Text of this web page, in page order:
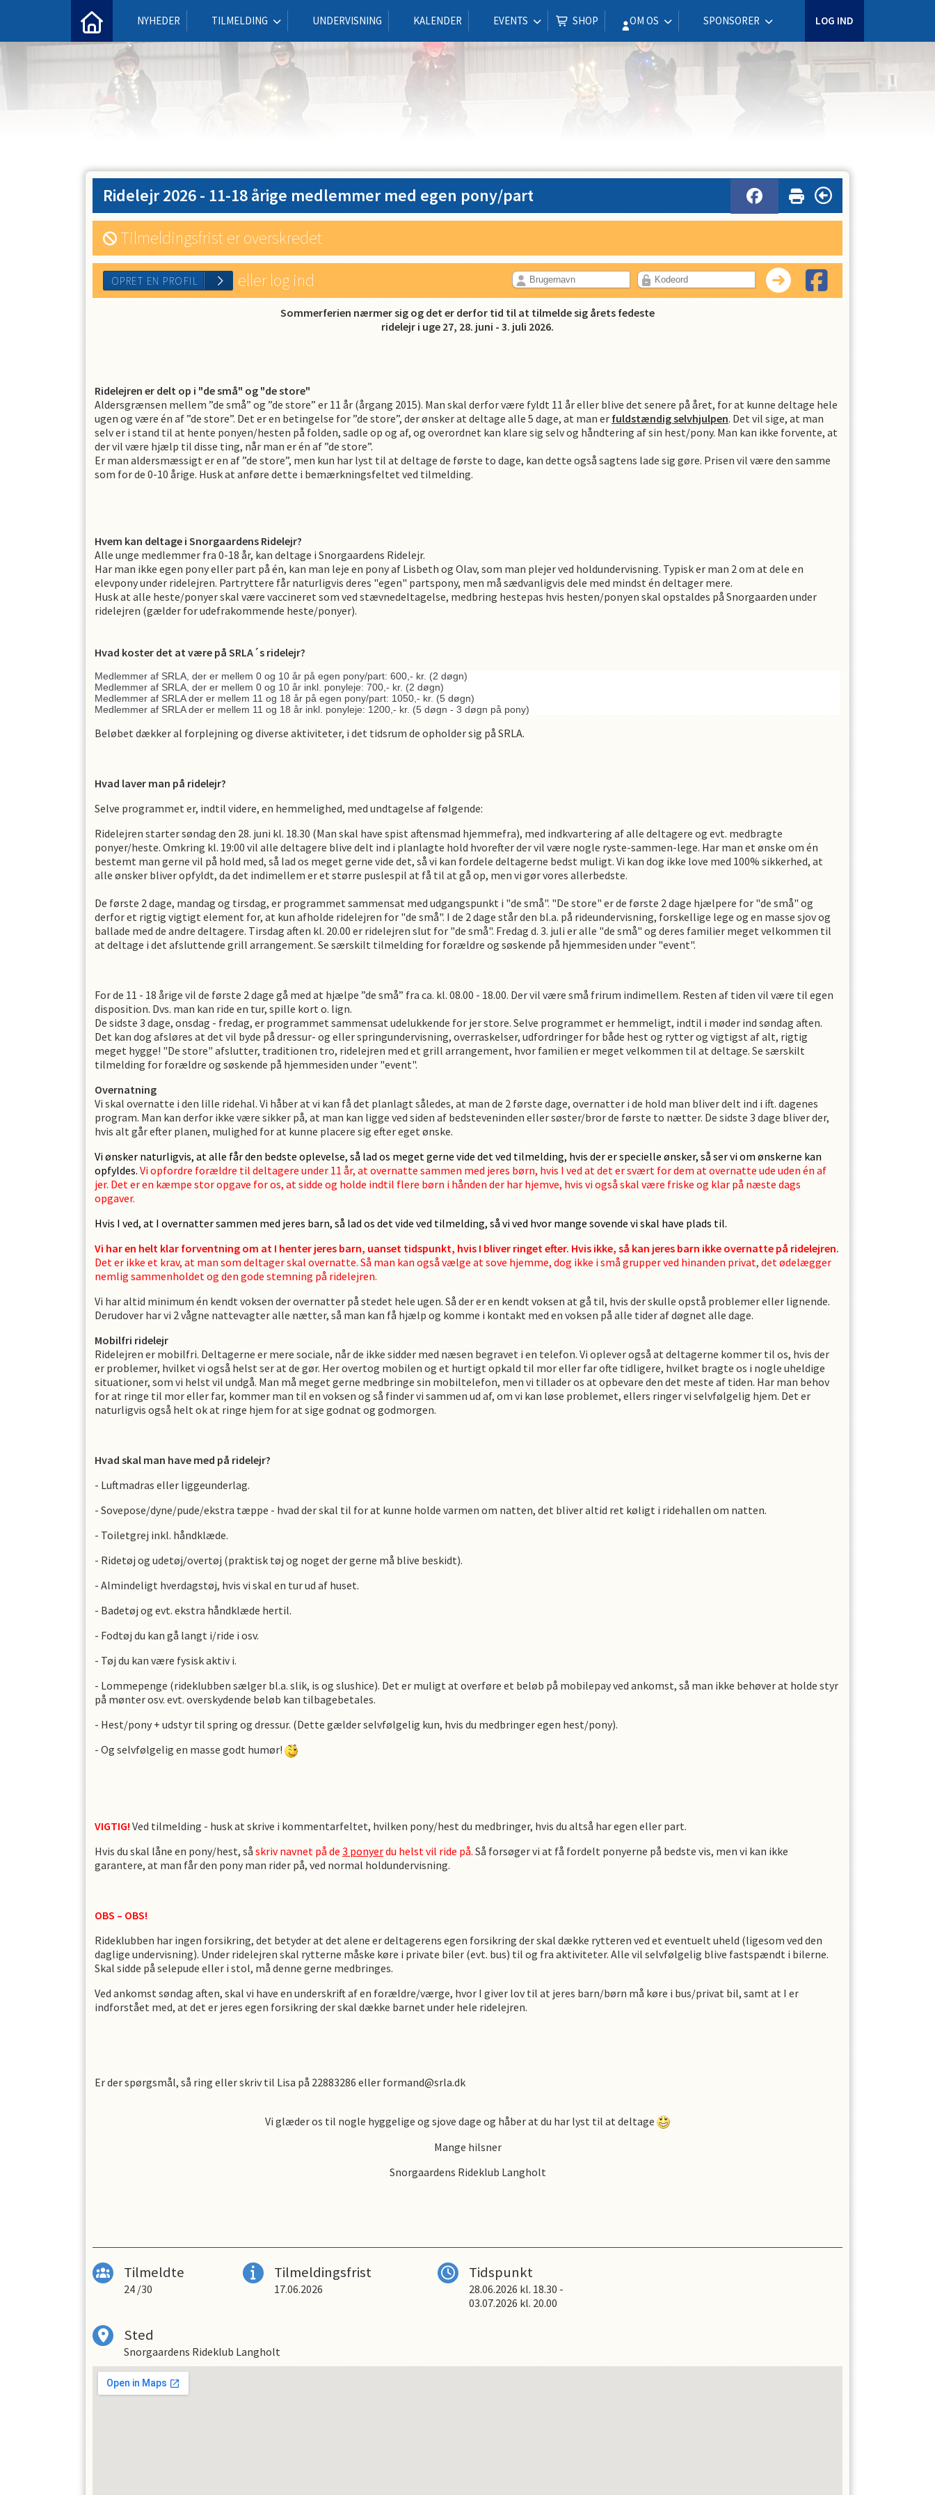
NYHEDER TILMELDING UNDERVISNING KALENDER EVENTS SHOP OM OS SPONSORER LOG IND
Ridelejr 2026 - 11-18 årige medlemmer med egen pony/part
Tilmeldingsfrist er overskredet
OPRET EN PROFIL
eller log ind
Sommerferien nærmer sig og det er derfor tid til at tilmelde sig årets fedeste
ridelejr i uge 27, 28. juni - 3. juli 2026.
Ridelejren er delt op i "de små" og "de store"
Aldersgrænsen mellem ”de små” og ”de store” er 11 år (årgang 2015). Man skal derfor være fyldt 11 år eller blive det senere på året, for at kunne deltage hele
ugen og være én af ”de store”. Det er en betingelse for ”de store”, der ønsker at deltage alle 5 dage, at man er fuldstændig selvhjulpen. Det vil sige, at man
selv er i stand til at hente ponyen/hesten på folden, sadle op og af, og overordnet kan klare sig selv og håndtering af sin hest/pony. Man kan ikke forvente, at
der vil være hjælp til disse ting, når man er én af ”de store”.
Er man aldersmæssigt er en af ”de store”, men kun har lyst til at deltage de første to dage, kan dette også sagtens lade sig gøre. Prisen vil være den samme
som for de 0-10 årige. Husk at anføre dette i bemærkningsfeltet ved tilmelding.
Hvem kan deltage i Snorgaardens Ridelejr?
Alle unge medlemmer fra 0-18 år, kan deltage i Snorgaardens Ridelejr.
Har man ikke egen pony eller part på én, kan man leje en pony af Lisbeth og Olav, som man plejer ved holdundervisning. Typisk er man 2 om at dele en
elevpony under ridelejren. Partryttere får naturligvis deres "egen" partspony, men må sædvanligvis dele med mindst én deltager mere.
Husk at alle heste/ponyer skal være vaccineret som ved stævnedeltagelse, medbring hestepas hvis hesten/ponyen skal opstaldes på Snorgaarden under
ridelejren (gælder for udefrakommende heste/ponyer).
Hvad koster det at være på SRLA´s ridelejr?
Medlemmer af SRLA, der er mellem 0 og 10 år på egen pony/part: 600,- kr. (2 døgn)
Medlemmer af SRLA, der er mellem 0 og 10 år inkl. ponyleje: 700,- kr. (2 døgn)
Medlemmer af SRLA der er mellem 11 og 18 år på egen pony/part: 1050,- kr. (5 døgn)
Medlemmer af SRLA der er mellem 11 og 18 år inkl. ponyleje: 1200,- kr. (5 døgn - 3 døgn på pony)
Beløbet dækker al forplejning og diverse aktiviteter, i det tidsrum de opholder sig på SRLA.
Hvad laver man på ridelejr?
Selve programmet er, indtil videre, en hemmelighed, med undtagelse af følgende:
Ridelejren starter søndag den 28. juni kl. 18.30 (Man skal have spist aftensmad hjemmefra), med indkvartering af alle deltagere og evt. medbragte
ponyer/heste. Omkring kl. 19:00 vil alle deltagere blive delt ind i planlagte hold hvorefter der vil være nogle ryste-sammen-lege. Har man et ønske om én
bestemt man gerne vil på hold med, så lad os meget gerne vide det, så vi kan fordele deltagerne bedst muligt. Vi kan dog ikke love med 100% sikkerhed, at
alle ønsker bliver opfyldt, da det indimellem er et større puslespil at få til at gå op, men vi gør vores allerbedste.
De første 2 dage, mandag og tirsdag, er programmet sammensat med udgangspunkt i "de små". "De store" er de første 2 dage hjælpere for "de små" og
derfor et rigtig vigtigt element for, at kun afholde ridelejren for "de små". I de 2 dage står den bl.a. på rideundervisning, forskellige lege og en masse sjov og
ballade med de andre deltagere. Tirsdag aften kl. 20.00 er ridelejren slut for "de små". Fredag d. 3. juli er alle "de små" og deres familier meget velkommen til
at deltage i det afsluttende grill arrangement. Se særskilt tilmelding for forældre og søskende på hjemmesiden under "event".
For de 11 - 18 årige vil de første 2 dage gå med at hjælpe ”de små” fra ca. kl. 08.00 - 18.00. Der vil være små frirum indimellem. Resten af tiden vil være til egen
disposition. Dvs. man kan ride en tur, spille kort o. lign.
De sidste 3 dage, onsdag - fredag, er programmet sammensat udelukkende for jer store. Selve programmet er hemmeligt, indtil i møder ind søndag aften.
Det kan dog afsløres at det vil byde på dressur- og eller springundervisning, overraskelser, udfordringer for både hest og rytter og vigtigst af alt, rigtig
meget hygge! "De store" afslutter, traditionen tro, ridelejren med et grill arrangement, hvor familien er meget velkommen til at deltage. Se særskilt
tilmelding for forældre og søskende på hjemmesiden under "event".
Overnatning
Vi skal overnatte i den lille ridehal. Vi håber at vi kan få det planlagt således, at man de 2 første dage, overnatter i de hold man bliver delt ind i ift. dagenes
program. Man kan derfor ikke være sikker på, at man kan ligge ved siden af bedsteveninden eller søster/bror de første to nætter. De sidste 3 dage bliver der,
hvis alt går efter planen, mulighed for at kunne placere sig efter eget ønske.
Vi ønsker naturligvis, at alle får den bedste oplevelse, så lad os meget gerne vide det ved tilmelding, hvis der er specielle ønsker, så ser vi om ønskerne kan
opfyldes. Vi opfordre forældre til deltagere under 11 år, at overnatte sammen med jeres børn, hvis I ved at det er svært for dem at overnatte ude uden én af
jer. Det er en kæmpe stor opgave for os, at sidde og holde indtil flere børn i hånden der har hjemve, hvis vi også skal være friske og klar på næste dags
opgaver.
Hvis I ved, at I overnatter sammen med jeres barn, så lad os det vide ved tilmelding, så vi ved hvor mange sovende vi skal have plads til.
Vi har en helt klar forventning om at I henter jeres barn, uanset tidspunkt, hvis I bliver ringet efter. Hvis ikke, så kan jeres barn ikke overnatte på ridelejren.
Det er ikke et krav, at man som deltager skal overnatte. Så man kan også vælge at sove hjemme, dog ikke i små grupper ved hinanden privat, det ødelægger
nemlig sammenholdet og den gode stemning på ridelejren.
Vi har altid minimum én kendt voksen der overnatter på stedet hele ugen. Så der er en kendt voksen at gå til, hvis der skulle opstå problemer eller lignende.
Derudover har vi 2 vågne nattevagter alle nætter, så man kan få hjælp og komme i kontakt med en voksen på alle tider af døgnet alle dage.
Mobilfri ridelejr
Ridelejren er mobilfri. Deltagerne er mere sociale, når de ikke sidder med næsen begravet i en telefon. Vi oplever også at deltagerne kommer til os, hvis der
er problemer, hvilket vi også helst ser at de gør. Her overtog mobilen og et hurtigt opkald til mor eller far ofte tidligere, hvilket bragte os i nogle uheldige
situationer, som vi helst vil undgå. Man må meget gerne medbringe sin mobiltelefon, men vi tillader os at opbevare den det meste af tiden. Har man behov
for at ringe til mor eller far, kommer man til en voksen og så finder vi sammen ud af, om vi kan løse problemet, ellers ringer vi selvfølgelig hjem. Det er
naturligvis også helt ok at ringe hjem for at sige godnat og godmorgen.
Hvad skal man have med på ridelejr?
- Luftmadras eller liggeunderlag.
- Sovepose/dyne/pude/ekstra tæppe - hvad der skal til for at kunne holde varmen om natten, det bliver altid ret køligt i ridehallen om natten.
- Toiletgrej inkl. håndklæde.
- Ridetøj og udetøj/overtøj (praktisk tøj og noget der gerne må blive beskidt).
- Almindeligt hverdagstøj, hvis vi skal en tur ud af huset.
- Badetøj og evt. ekstra håndklæde hertil.
- Fodtøj du kan gå langt i/ride i osv.
- Tøj du kan være fysisk aktiv i.
- Lommepenge (rideklubben sælger bl.a. slik, is og slushice). Det er muligt at overføre et beløb på mobilepay ved ankomst, så man ikke behøver at holde styr
på mønter osv. evt. overskydende beløb kan tilbagebetales.
- Hest/pony + udstyr til spring og dressur. (Dette gælder selvfølgelig kun, hvis du medbringer egen hest/pony).
- Og selvfølgelig en masse godt humør!
VIGTIG! Ved tilmelding - husk at skrive i kommentarfeltet, hvilken pony/hest du medbringer, hvis du altså har egen eller part.
Hvis du skal låne en pony/hest, såskriv navnet på de 3 ponyerdu helst vil ride på. Så forsøger vi at få fordelt ponyerne på bedste vis, men vi kan ikke
garantere, at man får den pony man rider på, ved normal holdundervisning.
OBS – OBS!
Rideklubben har ingen forsikring, det betyder at det alene er deltagerens egen forsikring der skal dække rytteren ved et eventuelt uheld (ligesom ved den
daglige undervisning). Under ridelejren skal rytterne måske køre i private biler (evt. bus) til og fra aktiviteter. Alle vil selvfølgelig blive fastspændt i bilerne.
Skal sidde på selepude eller i stol, må denne gerne medbringes.
Ved ankomst søndag aften, skal vi have en underskrift af en forældre/værge, hvor I giver lov til at jeres barn/børn må køre i bus/privat bil, samt at I er
indforstået med, at det er jeres egen forsikring der skal dække barnet under hele ridelejren.
Er der spørgsmål, så ring eller skriv til Lisa på 22883286 eller formand@srla.dk
Vi glæder os til nogle hyggelige og sjove dage og håber at du har lyst til at deltage
Mange hilsner
Snorgaardens Rideklub Langholt
Tilmeldte
24 /30
Tilmeldingsfrist
17.06.2026
Tidspunkt
28.06.2026 kl. 18.30 -
03.07.2026 kl. 20.00
Sted
Snorgaardens Rideklub Langholt